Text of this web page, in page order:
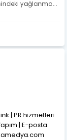
yağlanma...
| PR hizmetleri
| E-posta: